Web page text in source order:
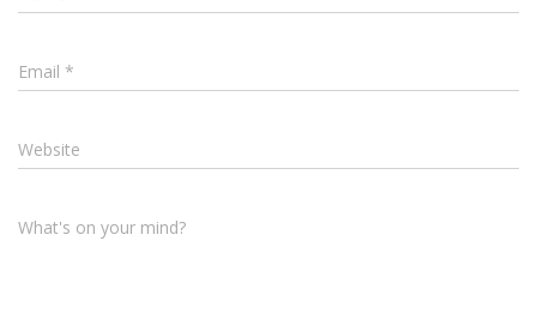
Email *
Website
What's on your mind?